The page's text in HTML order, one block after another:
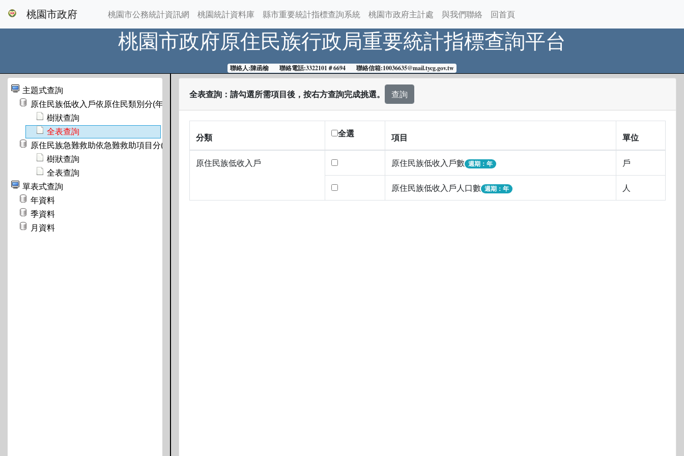
桃園市政府 桃園市公務統計資訊網 桃園統計資料庫 縣市重要統計指標查詢系統 桃園市政府主計處 與我們聯絡 回首頁
桃園市政府原住民族行政局重要統計指標查詢平台
聯絡人:陳函榆 聯絡電話:3322101＃6694 聯絡信箱:10036635@mail.tycg.gov.tw
主題式查詢
原住民族低收入戶依原住民類別分(年)
樹狀查詢
全表查詢
原住民族急難救助依急難救助項目分(季)
樹狀查詢
全表查詢
單表式查詢
年資料
季資料
月資料
全表查詢：請勾選所需項目後，按右方查詢完成挑選。
分類 全選 項目 單位
原住民族低收入戶 原住民族低收入戶數 週期：年 戶
原住民族低收入戶人口數 週期：年 人